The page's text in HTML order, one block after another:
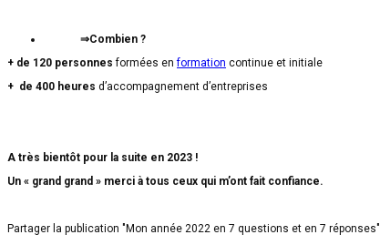
⇒Combien ?
+ de 120 personnes formées enformation continue et initiale
+ de 400 heures d’accompagnement d’entreprises
A très bientôt pour la suite en 2023 !
Un « grand grand » merci à tous ceux qui m’ont fait confiance.
Partager la publication "Mon année 2022 en 7 questions et en 7 réponses"